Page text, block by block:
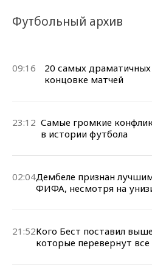
Футбольный архив
09:16
20 самых
концовке матчей
23:12 Самые громкие
в истории футбола
02:04Дембеле признан
ФИФА, несмотря на
21:52Кого Бест поставил
которые перевернут